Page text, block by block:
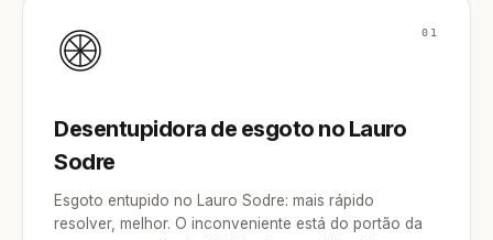
01
Desentupidora de esgoto no Lauro
Sodre
Esgoto entupido no Lauro Sodre: mais rápido
resolver, melhor. O inconveniente está do portão da